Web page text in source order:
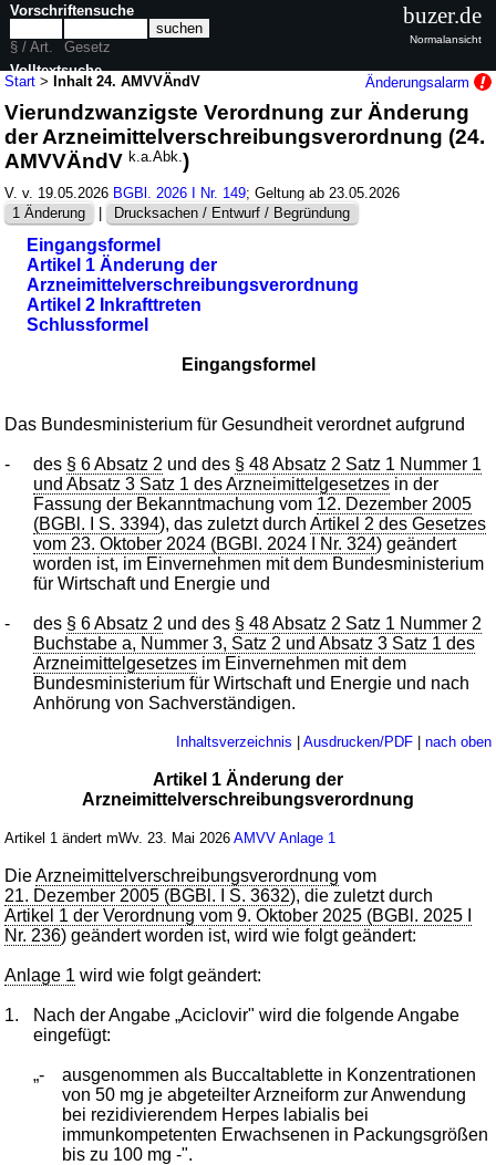
Start >Inhalt 24. AMVVÄndV Änderungsalarm
Vierundzwanzigste Verordnung zur Änderung
der Arzneimittelverschreibungsverordnung (24.
AMVVÄndVk.a.Abk.)
V. v. 19.05.2026 BGBl. 2026 I Nr. 149; Geltung ab 23.05.2026
1 Änderung
| Drucksachen / Entwurf / Begründung
Eingangsformel
Artikel 1 Änderung der
Arzneimittelverschreibungsverordnung
Artikel 2 Inkrafttreten
Schlussformel
Eingangsformel
Das Bundesministerium für Gesundheit verordnet aufgrund
- des § 6 Absatz 2 und des § 48 Absatz 2 Satz 1 Nummer 1
und Absatz 3 Satz 1 des Arzneimittelgesetzes in der
Fassung der Bekanntmachung vom 12. Dezember 2005
(BGBl. I S. 3394), das zuletzt durchArtikel 2 des Gesetzes
vom 23. Oktober 2024 (BGBl. 2024 I Nr. 324) geändert
worden ist, im Einvernehmen mit dem Bundesministerium
für Wirtschaft und Energie und
- des § 6 Absatz 2 und des § 48 Absatz 2 Satz 1 Nummer 2
Buchstabe a, Nummer 3, Satz 2 und Absatz 3 Satz 1 des
Arzneimittelgesetzes im Einvernehmen mit dem
Bundesministerium für Wirtschaft und Energie und nach
Anhörung von Sachverständigen.
Inhaltsverzeichnis | Ausdrucken/PDF| nach oben
Artikel 1 Änderung der
Arzneimittelverschreibungsverordnung
Artikel 1 ändert mWv. 23. Mai 2026AMVV Anlage 1
DieArzneimittelverschreibungsverordnung vom
21. Dezember 2005 (BGBl. I S. 3632), die zuletzt durch
Artikel 1 der Verordnung vom 9. Oktober 2025 (BGBl. 2025 I
Nr. 236) geändert worden ist, wird wie folgt geändert:
Anlage 1 wird wie folgt geändert:
1.
Nach der Angabe „Aciclovir" wird die folgende Angabe
eingefügt:
„-
ausgenommen als Buccaltablette in Konzentrationen
von 50 mg je abgeteilter Arzneiform zur Anwendung
bei rezidivierendem Herpes labialis bei
immunkompetenten Erwachsenen in Packungsgrößen
bis zu 100 mg -".
Vorschriftensuche
§ / Art.
Gesetz
Volltextsuche
nur in 24. AMVVÄndV
buzer.de
Normalansicht